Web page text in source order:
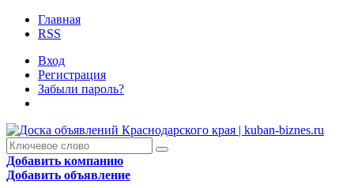
Главная
RSS
Вход
Регистрация
Забыли пароль?
Добавить компанию
Добавить объявление